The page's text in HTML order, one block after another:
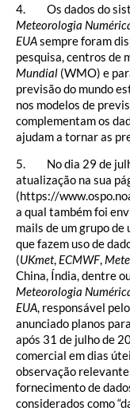
4. Os dados do
Meteorologia
EUAsempre foram
pesquisa, centros de
Mundial (WMO) e
previsão do mundo
nos modelos de
complementam os
ajudam a tornar as
5. No dia 29 de
atualização na sua
(https://
a qual também foi
mails de um grupo
que fazem uso de
(UKmet, ECMWF,
China, Índia, dentre
Meteorologia
EUA, responsável
anunciado planos
após 31 de julho de
comercial em dias
observação
fornecimento de
considerados como